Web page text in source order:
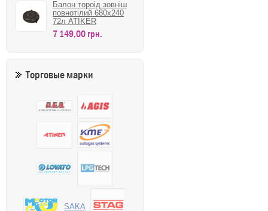
Балон тороід зовніш
повнотілий 680х240
72л ATIKER
7 149,00 грн.
Торговые марки
SAKA